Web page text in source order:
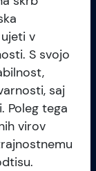
v
S svojo
saj
Poleg tega
virov